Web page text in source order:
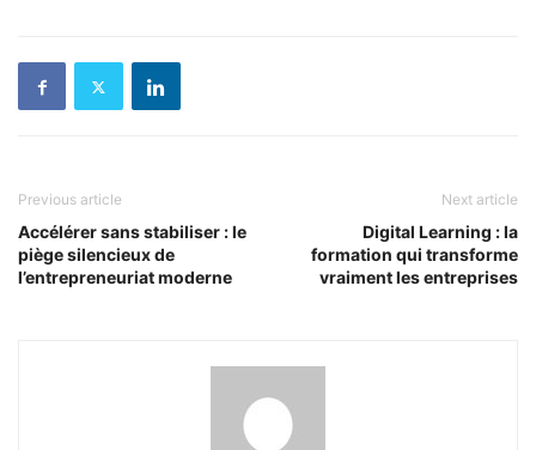
Previous article
Accélérer sans stabiliser : le
piège silencieux de
l’entrepreneuriat moderne
Next article
Digital Learning : la
formation qui transforme
vraiment les entreprises